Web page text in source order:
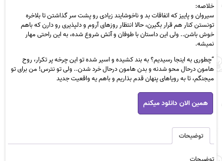
خلاصه:
سیروان و پاییز که اتفاقات بد و ناخوشایند زیادی رو پشت سر گذاشتن تا بلاخره
تونستن کنار هم قرار بگیرن، حالا انتظار روزهای آروم و دلپذیری رو دارن که باهم
خوش باشن.. ولی این داستان با طوفان و آتش شروع شده، به این راحتی مهار
نمیشه.
“چطوری به اینجا رسیدیم؟ به بند کشیده و اسیر شده تو این چرخه پر تکرار، روح
هامون درحال محو شدنه و بدن هامون درحال خرد شدن.. ولی تو نترس! من برای تو
میجنگم، تا به رویاهای پنهان قدم بذاریم و باهم یه واقعیت جدید
رمان
رویال
فلاش
دوم
pdf
همین الان دانلود میکنم
توضیحات